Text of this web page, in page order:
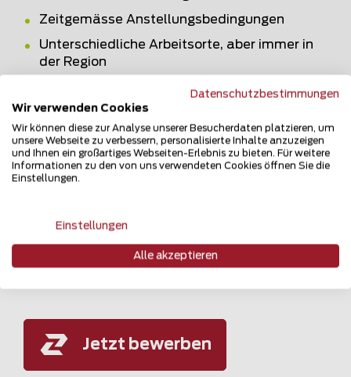
Zeitgemässe Anstellungsbedingungen
Unterschiedliche Arbeitsorte, aber immer in
der Region
Ein eingespieltes, kollegiales und starkes
Team
Legendäre Teamevents
telefonisch.
Jetzt bewerben
Datenschutzbestimmungen
Wir verwenden Cookies
Wir können diese zur Analyse unserer Besucherdaten platzieren, um
unsere Webseite zu verbessern, personalisierte Inhalte anzuzeigen
und Ihnen ein großartiges Webseiten-Erlebnis zu bieten. Für weitere
Informationen zu den von uns verwendeten Cookies öffnen Sie die
Einstellungen.
Einstellungen
Alle akzeptieren